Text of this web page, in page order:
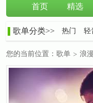
首页 精选
歌单分类>> 热门 轻
您的当前位置： 歌单 > 浪漫